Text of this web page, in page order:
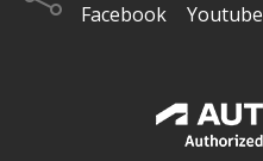
Facebook Youtube